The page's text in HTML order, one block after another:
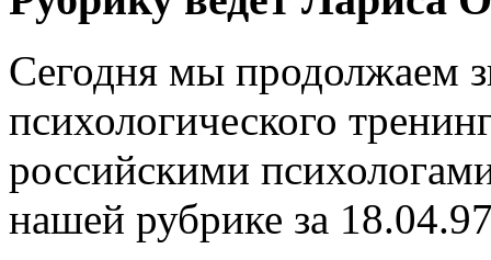
Сегодня мы продолжаем
психологического
российскими
нашей рубрике за